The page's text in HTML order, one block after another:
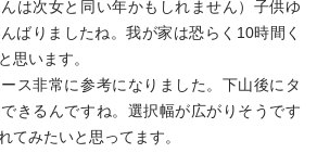
は次女と同い年かもしれません）子供ゆ
ばりましたね。我が家は恐らく10時間く
思います。
ス非常に参考になりました。下山後にタ
きるんですね。選択幅が広がりそうです
てみたいと思ってます。